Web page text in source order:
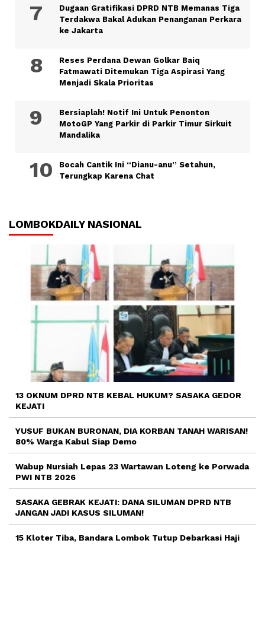
Dugaan Gratifikasi DPRD NTB Memanas Tiga
Terdakwa Bakal Adukan Penanganan Perkara
ke Jakarta
Reses Perdana Dewan Golkar Baiq
Fatmawati Ditemukan Tiga Aspirasi Yang
Menjadi Skala Prioritas
Bersiaplah! Notif Ini Untuk Penonton
MotoGP Yang Parkir di Parkir Timur Sirkuit
Mandalika
Bocah Cantik Ini “Dianu-anu” Setahun,
Terungkap Karena Chat
LOMBOKDAILY NASIONAL
13 OKNUM DPRD NTB KEBAL HUKUM? SASAKA GEDOR
KEJATI
YUSUF BUKAN BURONAN, DIA KORBAN TANAH WARISAN!
80% Warga Kabul Siap Demo
Wabup Nursiah Lepas 23 Wartawan Loteng ke Porwada
PWI NTB 2026
SASAKA GEBRAK KEJATI: DANA SILUMAN DPRD NTB
JANGAN JADI KASUS SILUMAN!
15 Kloter Tiba, Bandara Lombok Tutup Debarkasi Haji